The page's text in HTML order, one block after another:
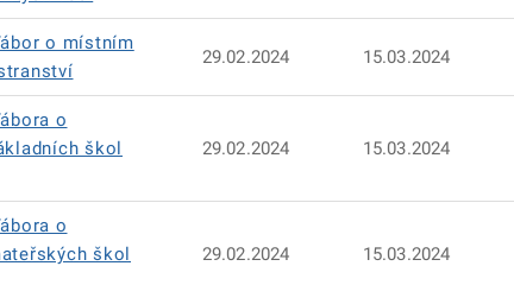
o místním
29.02.2024 15.03.2024
o
škol
29.02.2024 15.03.2024
o
škol
29.02.2024 15.03.2024